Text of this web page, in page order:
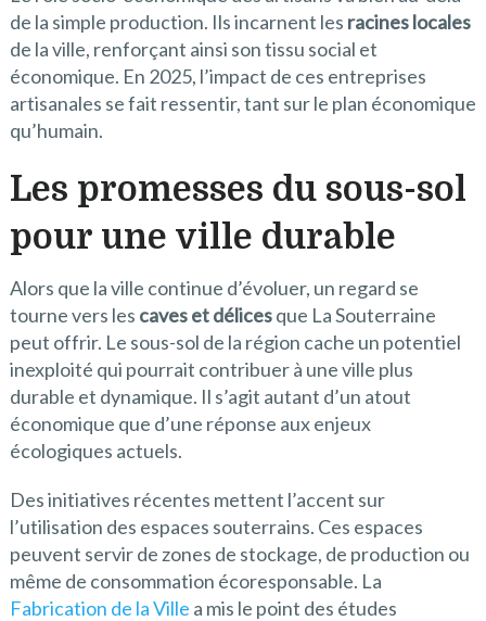
de la simple production. Ils incarnent les racines locales
de la ville, renforçant ainsi son tissu social et
économique. En 2025, l’impact de ces entreprises
artisanales se fait ressentir, tant sur le plan économique
qu’humain.
Les promesses du sous-sol
pour une ville durable
Alors que la ville continue d’évoluer, un regard se
tourne vers les caves et délicesque La Souterraine
peut offrir. Le sous-sol de la région cache un potentiel
inexploité qui pourrait contribuer à une ville plus
durable et dynamique. Il s’agit autant d’un atout
économique que d’une réponse aux enjeux
écologiques actuels.
Des initiatives récentes mettent l’accent sur
l’utilisation des espaces souterrains. Ces espaces
peuvent servir de zones de stockage, de production ou
même de consommation écoresponsable. La
Fabrication de la Ville a mis le point des études